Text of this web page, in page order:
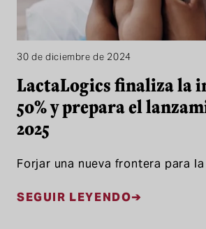
30 de diciembre de 2024
LactaLogics finaliza la
50% y prepara el
2025
Forjar una nueva frontera para
SEGUIR LEYENDO